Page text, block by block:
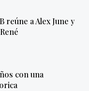
reúne a Alex June y
con una